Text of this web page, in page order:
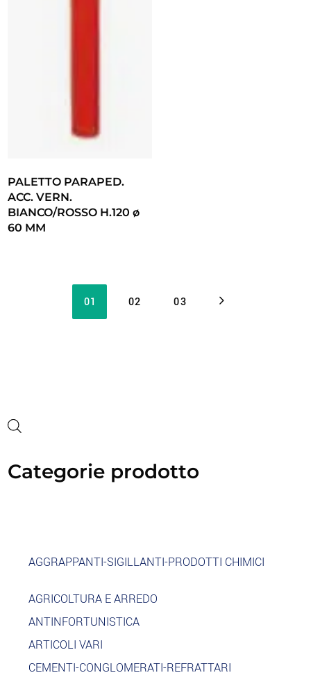
PALETTO PARAPED.
ACC. VERN.
BIANCO/ROSSO H.120 ø
60 MM
01 02 03
Categorie prodotto
AGGRAPPANTI-SIGILLANTI-PRODOTTI CHIMICI
AGRICOLTURA E ARREDO
ANTINFORTUNISTICA
ARTICOLI VARI
CEMENTI-CONGLOMERATI-REFRATTARI